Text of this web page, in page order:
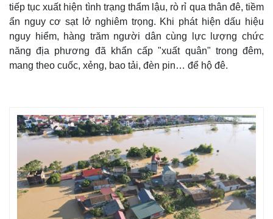
Pháp luật
Tin nóng
Tư vấn luật
Quân sự - Quốc phòng
Vũ khí
Việt Nam
Phân tích
tiếp tục xuất hiện tình trạng thẩm lậu, rò rỉ qua thân đê, tiềm
ẩn nguy cơ sạt lở nghiêm trọng. Khi phát hiện dấu hiệu
nguy hiểm, hàng trăm người dân cùng lực lượng chức
năng địa phương đã khẩn cấp "xuất quân" trong đêm,
mang theo cuốc, xẻng, bao tải, đèn pin… để hộ đê.